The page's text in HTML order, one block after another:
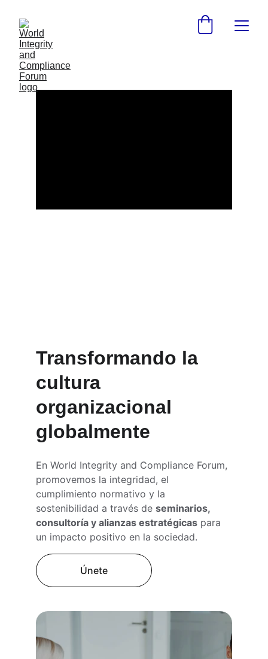
Transformando la
cultura
organizacional
globalmente
En World Integrity and Compliance Forum,
promovemos la integridad, el
cumplimiento normativo y la
sostenibilidad a través de seminarios,
consultoría y alianzas estratégicas para
un impacto positivo en la sociedad.
Únete